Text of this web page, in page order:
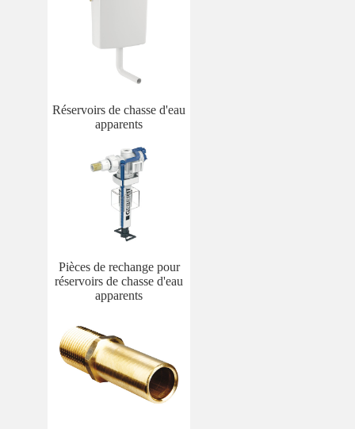
Réservoirs de chasse d'eau
apparents
Pièces de rechange pour
réservoirs de chasse d'eau
apparents